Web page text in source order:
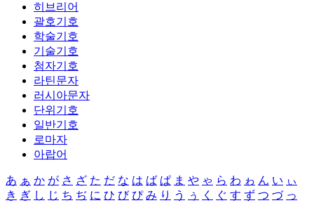
히브리어
괄호기호
학술기호
기술기호
첨자기호
라틴문자
러시아문자
단위기호
일반기호
로마자
아랍어
あ ぁ か が さ ざ た だ な は ば ぱ ま や ゃ ら わ ゎ ん い ぃ
き ぎ し じ ち ぢ に ひ び ぴ み り う ぅ く ぐ す ず つ づ っ